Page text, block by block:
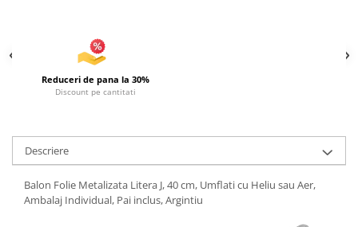
Accesorii biciclete
Ochelari de Protecţie
Articole pentru Copii
Articole diverse pentru copii
Reduceri de pana la 30%
Discount pe cantitati
Descriere
Balon Folie Metalizata Litera J, 40 cm, Umflati cu Heliu sau Aer,
Ambalaj Individual, Pai inclus, Argintiu